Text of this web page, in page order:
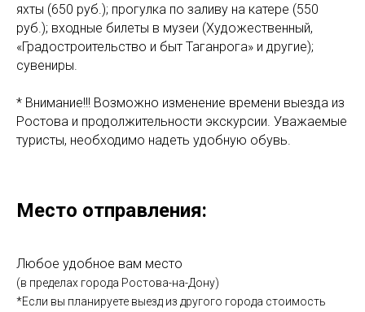
яхты (650 руб.); прогулка по заливу на катере (550
руб.); входные билеты в музеи (Художественный,
«Градостроительство и быт Таганрога» и другие);
сувениры.
* Внимание!!! Возможно изменение времени выезда из
Ростова и продолжительности экскурсии. Уважаемые
туристы, необходимо надеть удобную обувь.
Место отправления:
Любое удобное вам место
(в пределах города Ростова-на-Дону)
*Если вы планируете выезд из другого города стоимость